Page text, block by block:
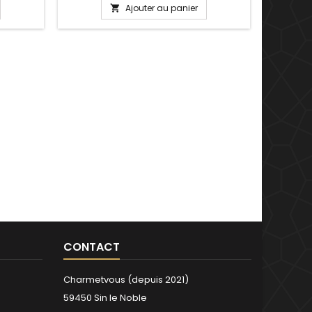
de
Plusieurs tailles disponible : 17, 18, 19, 20
cm Pour la dimensions nous
conseillons 2cm en plus par rapport à
 Ajouter au panier
CONTACT
Charmetvous (depuis 2021)
59450 Sin le Noble